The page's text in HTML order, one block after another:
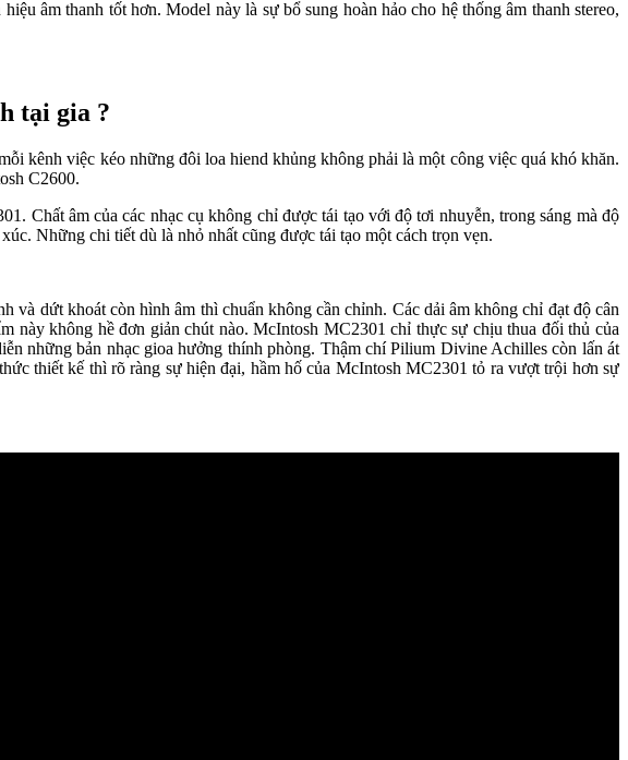
âm thanh tốt hơn. Model này là sự bổ sung hoàn hảo cho hệ thống âm thanh stereo,
tại gia ?
kênh việc kéo những đôi loa hiend khủng không phải là một công việc quá khó khăn.
C2600.
Chất âm của các nhạc cụ không chỉ được tái tạo với độ tơi nhuyễn, trong sáng mà độ
Những chi tiết dù là nhỏ nhất cũng được tái tạo một cách trọn vẹn.
dứt khoát còn hình âm thì chuẩn không cần chỉnh. Các dải âm không chỉ đạt độ cân
này không hề đơn giản chút nào. McIntosh MC2301 chỉ thực sự chịu thua đối thủ của
những bản nhạc gioa hưởng thính phòng. Thậm chí Pilium Divine Achilles còn lấn át
thiết kế thì rõ ràng sự hiện đại, hầm hố của McIntosh MC2301 tỏ ra vượt trội hơn sự